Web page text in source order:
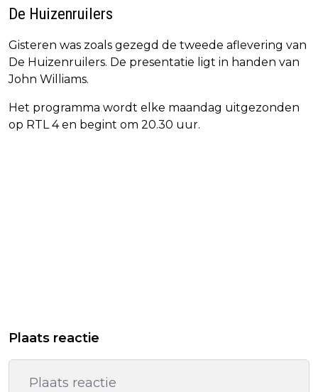
De Huizenruilers
Gisteren was zoals gezegd de tweede aflevering van
De Huizenruilers. De presentatie ligt in handen van
John Williams.
Het programma wordt elke maandag uitgezonden
op RTL 4 en begint om 20.30 uur.
Plaats reactie